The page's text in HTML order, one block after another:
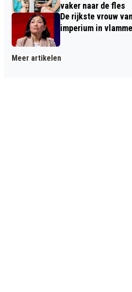
vaker naar de fles
De rijkste vrouw
imperium in
Meer artikelen